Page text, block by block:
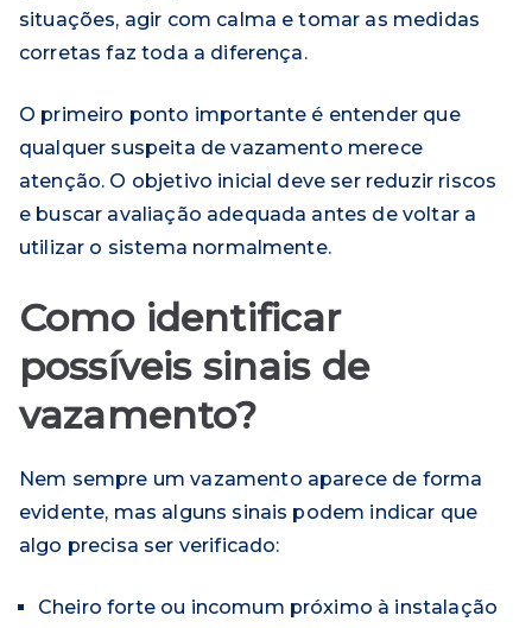
situações, agir com calma e tomar as medidas
corretas faz toda a diferença.
O primeiro ponto importante é entender que
qualquer suspeita de vazamento merece
atenção. O objetivo inicial deve ser reduzir riscos
e buscar avaliação adequada antes de voltar a
utilizar o sistema normalmente.
Como identificar
possíveis sinais de
vazamento?
Nem sempre um vazamento aparece de forma
evidente, mas alguns sinais podem indicar que
algo precisa ser verificado:
Cheiro forte ou incomum próximo à instalação